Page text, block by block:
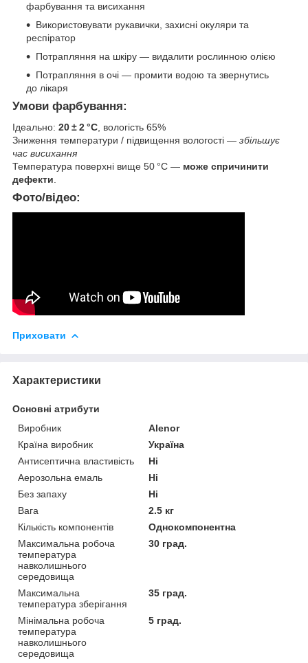
фарбування та висихання
Використовувати рукавички, захисні окуляри та
респіратор
Потрапляння на шкіру — видалити рослинною олією
Потрапляння в очі — промити водою та звернутись
до лікаря
Умови фарбування:
Ідеально: 20 ± 2 °C , вологість 65%
Зниження температури / підвищення вологості — збільшує
час висихання
Температура поверхні вище 50 °C — може спричинити
дефекти
Фото/відео:
Приховати
Характеристики
Основні атрибути
Виробник
Alenor
Країна виробник
Україна
Антисептична властивість
Ні
Аерозольна емаль
Ні
Без запаху
Ні
Вага
2.5 кг
Кількість компонентів
Однокомпонентна
Максимальна робоча
температура
навколишнього
середовища
30 град.
Максимальна
температура зберігання
35 град.
Мінімальна робоча
температура
навколишнього
середовища
5 град.